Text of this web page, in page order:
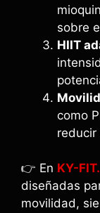
sobre
HIIT
como
reducir
👉 En KY-
diseñadas
movilidad,